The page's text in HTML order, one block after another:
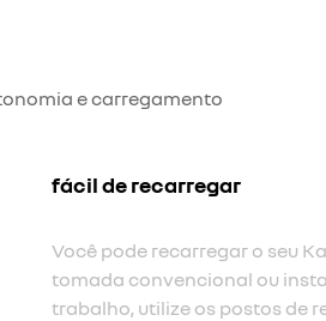
e carregamento
câmbio
O modo B1
vias rápidas.
um carro à